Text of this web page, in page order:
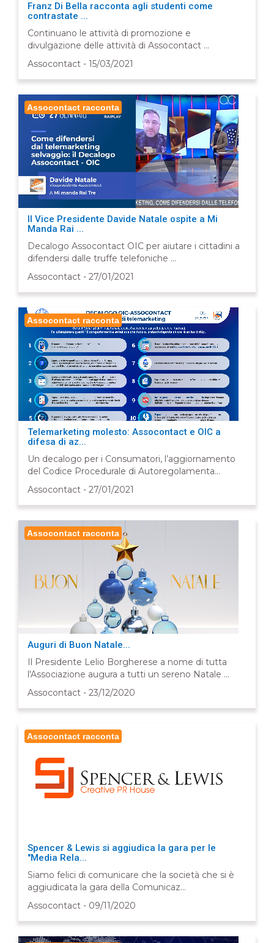
Franz Di Bella racconta agli studenti come
contrastate ...
Continuano le attività di promozione e
divulgazione delle attività di Assocontact ...
Assocontact - 15/03/2021
Assocontact racconta
Il Vice Presidente Davide Natale ospite a Mi
Manda Rai ...
Decalogo Assocontact OIC per aiutare i cittadini a
difendersi dalle truffe telefoniche ...
Assocontact - 27/01/2021
Assocontact racconta
Telemarketing molesto: Assocontact e OIC a
difesa di az...
Un decalogo per i Consumatori, l’aggiornamento
del Codice Procedurale di Autoregolamenta...
Assocontact - 27/01/2021
Assocontact racconta
Auguri di Buon Natale...
Il Presidente Lelio Borgherese a nome di tutta
l'Associazione augura a tutti un sereno Natale ...
Assocontact - 23/12/2020
Assocontact racconta
Spencer & Lewis si aggiudica la gara per le
"Media Rela...
Siamo felici di comunicare che la società che si è
aggiudicata la gara della Comunicaz...
Assocontact - 09/11/2020